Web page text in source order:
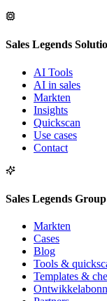
Sales Legends
AI Tools
AI in sales
Markten
Insights
Quickscan
Use cases
Contact
Sales Legends Group
Markten
Cases
Blog
Tools &
Templates &